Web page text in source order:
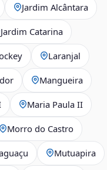
Jardim Alcântara
Jardim Catarina
Laranjal
Mangueira
Maria Paula II
Morro do Castro
Mutuapira